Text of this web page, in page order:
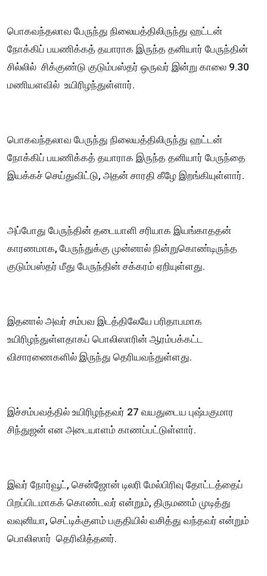
பொகவந்தலாவ பேருந்து நிலையத்திலிருந்து ஹட்டன்
நோக்கிப் பயணிக்கத் தயாராக இருந்த தனியார் பேருந்தின்
சில்லில் சிக்குண்டு குடும்பஸ்தர் ஒருவர் இன்று காலை 9.30
மணியளவில் உயிரிழந்துள்ளார்.
பொகவந்தலாவ பேருந்து நிலையத்திலிருந்து ஹட்டன்
நோக்கிப் பயணிக்கத் தயாராக இருந்த தனியார் பேருந்தை
இயக்கச் செய்துவிட்டு, அதன் சாரதி கீழே இறங்கியுள்ளார்.
அப்போது பேருந்தின் தடையாளி சரியாக இயங்காததன்
காரணமாக, பேருந்துக்கு முன்னால் நின்றுகொண்டிருந்த
குடும்பஸ்தர் மீது பேருந்தின் சக்கரம் ஏறியுள்ளது.
இதனால் அவர் சம்பவ இடத்திலேயே பரிதாபமாக
உயிரிழந்துள்ளதாகப் பொலிஸாரின் ஆரம்பக்கட்ட
விசாரணைகளில் இருந்து தெரியவந்துள்ளது.
இச்சம்பவத்தில் உயிரிழந்தவர் 27 வயதுடைய புஷ்பகுமார
சிந்துஜன் என அடையாளம் காணப்பட்டுள்ளார்.
இவர் நோர்வூட், சென்ஜோன் டிலரி மேல்பிரிவு தோட்டத்தைப்
பிறப்பிடமாகக் கொண்டவர் என்றும், திருமணம் முடித்து
வவுனியா, செட்டிக்குளம் பகுதியில் வசித்து வந்தவர் என்றும்
பொலிஸார் தெரிவித்தனர்.